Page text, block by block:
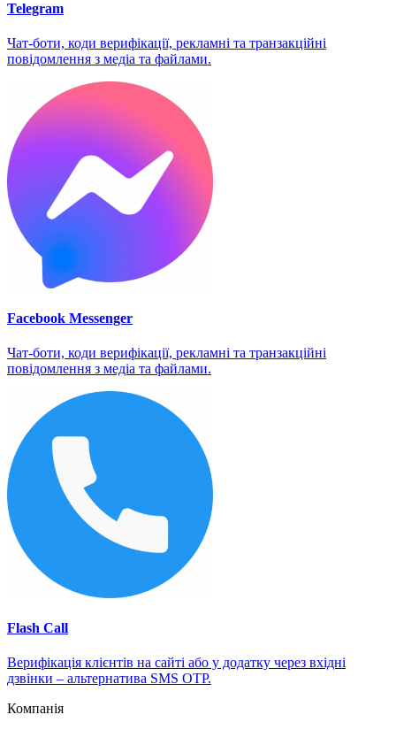
Telegram
Чат-боти, коди верифікації, рекламні та транзакційні
повідомлення з медіа та файлами.
Facebook Messenger
Чат-боти, коди верифікації, рекламні та транзакційні
повідомлення з медіа та файлами.
Flash Call
Верифікація клієнтів на сайті або у додатку через вхідні
дзвінки – альтернатива SMS OTP.
Компанія